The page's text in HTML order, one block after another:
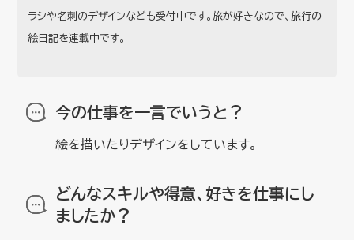
ラシや名刺のデザインなども受付中です。旅が好きなので、旅行の
絵日記を連載中です。
今の仕事を一言でいうと？
絵を描いたりデザインをしています。
どんなスキルや得意、好きを仕事にし
ましたか？